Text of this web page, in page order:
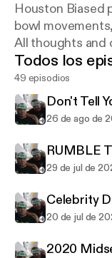
Houston Biased
bowl
All thoughts and
Todos los
49 episodios
Don't Tell
26 de ago de
RUMBLE
29 de jul de
Celebrity
20 de jul de
2020